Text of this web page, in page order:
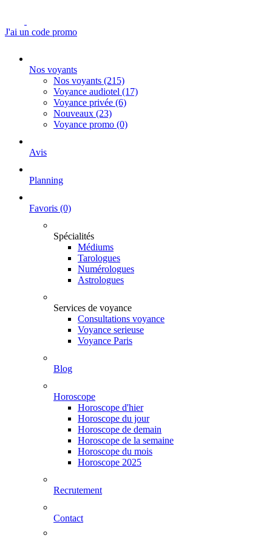
J'ai un code promo
Nos voyants
Nos voyants (215)
Voyance audiotel (17)
Voyance privée (6)
Nouveaux (23)
Voyance promo (0)
Avis
Planning
Favoris (0)
Spécialités
Médiums
Tarologues
Numérologues
Astrologues
Services de voyance
Consultations voyance
Voyance serieuse
Voyance Paris
Blog
Horoscope
Horoscope d'hier
Horoscope du jour
Horoscope de demain
Horoscope de la semaine
Horoscope du mois
Horoscope 2025
Recrutement
Contact